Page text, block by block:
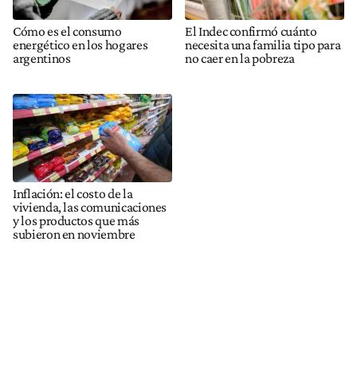
Cómo es el consumo
energético en los hogares
argentinos
El Indec confirmó cuánto
necesita una familia tipo para
no caer en la pobreza
Inflación: el costo de la
vivienda, las comunicaciones
y los productos que más
subieron en noviembre